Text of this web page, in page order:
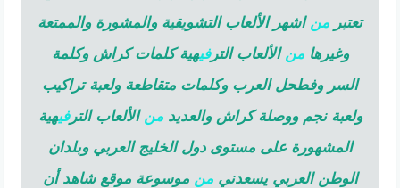
تعتبر من اشهر الألعاب التشويقية والمشورة والممتعة
وغيرهامن الألعاب الترفيهية كلمات كراش وكلمة
السر وفطحل العرب وكلمات متقاطعة ولعبة تراكيب
ولعبة نجم ووصلة كراش والعديدمن الألعاب الترفيهية
المشهورة على مستوى دول الخليج العربي وبلدان
الوطن العربي يسعدنيمن موسوعة موقع شاهد أن